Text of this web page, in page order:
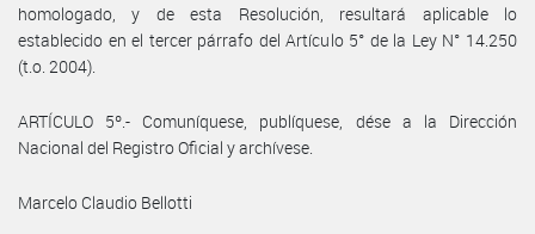
homologado, y de esta Resolución, resultará aplicable lo
establecido en el tercer párrafo del Artículo 5° de la Ley N° 14.250
(t.o. 2004).
ARTÍCULO 5º.- Comuníquese, publíquese, dése a la Dirección
Nacional del Registro Oficial y archívese.
Marcelo Claudio Bellotti